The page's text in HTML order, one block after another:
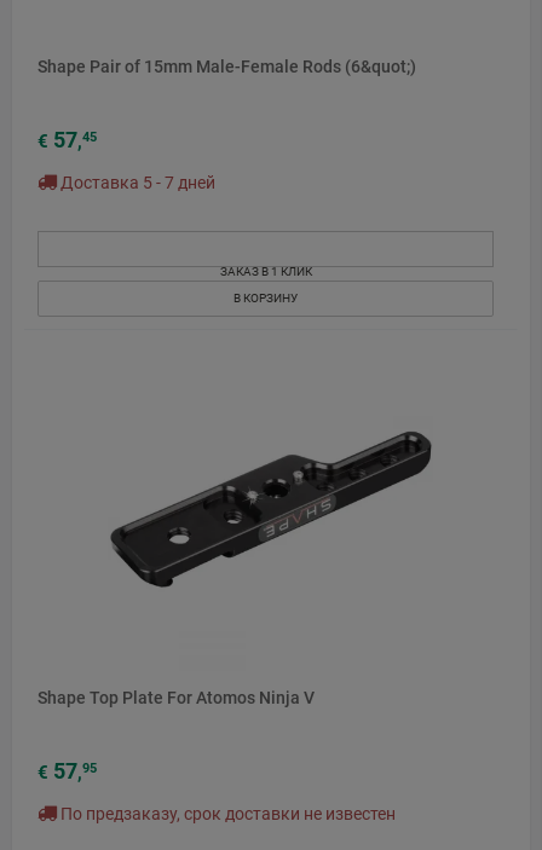
Shape Pair of 15mm Male-Female Rods (6&quot;)
€ 57,45
Доставка 5 - 7 дней
ЗАКАЗ В 1 КЛИК
В КОРЗИНУ
Shape Top Plate For Atomos Ninja V
€ 57,95
По предзаказу, срок доставки не известен